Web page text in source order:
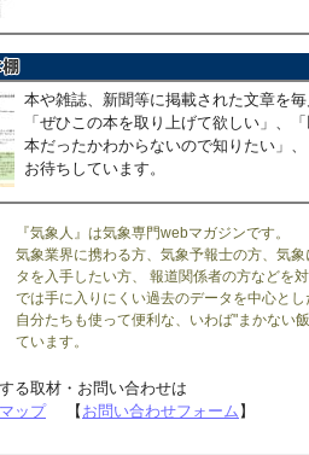
本や雑誌、新聞等に掲載された文章を
「ぜひこの本を取り上げて欲しい」、
本だったかわからないので知りたい」
お待ちしています。
『気象人』は気象専門webマガジンです。
気象業界に携わる方、気象予報士の方、気
タを入手したい方、 報道関係者の方などを
では手に入りにくい過去のデータを中心と
自分たちも使って便利な、いわば"まかない
ています。
る取材・お問い合わせは
ップ【 お問い合わせフォーム 】